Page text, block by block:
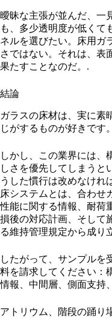
曖昧な主張が並んだ、一
も、多少透明度が低くて
ネルを選びたい。床用ガ
さではない。それは、表
果たすことなのだ。.
結論
ガラスの床材は、実に素
じがするものが好きです
しかし、この業界には、
しさを優先してしまうと
うした慣行は改めなけれ
床システムとは、合わせ
性能に関する情報、耐荷
損後の対応計画、そして
る維持管理規定から成り
したがって、サンプルを
料を請求してください：
情報、中間層、側面支持
アトリウム、階段の踊り